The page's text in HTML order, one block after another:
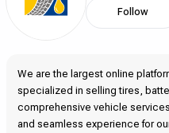
Follow
We are the largest online
specialized in selling tires,
comprehensive vehicle
and seamless experience for